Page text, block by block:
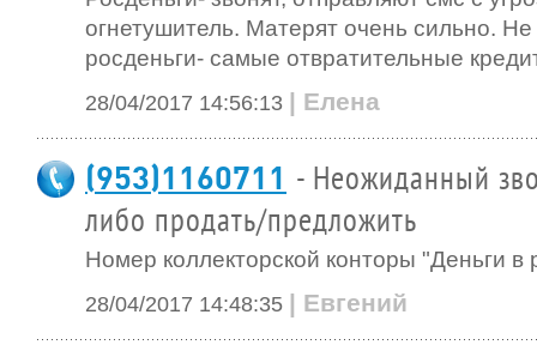
огнетушитель. Матерят очень сильно.
росденьги- самые отвратительные
28/04/2017 14:56:13 | Елена
(953)1160711 - Неожиданный
либо продать/предложить
Номер коллекторской конторы "Деньги в
28/04/2017 14:48:35 | Евгений